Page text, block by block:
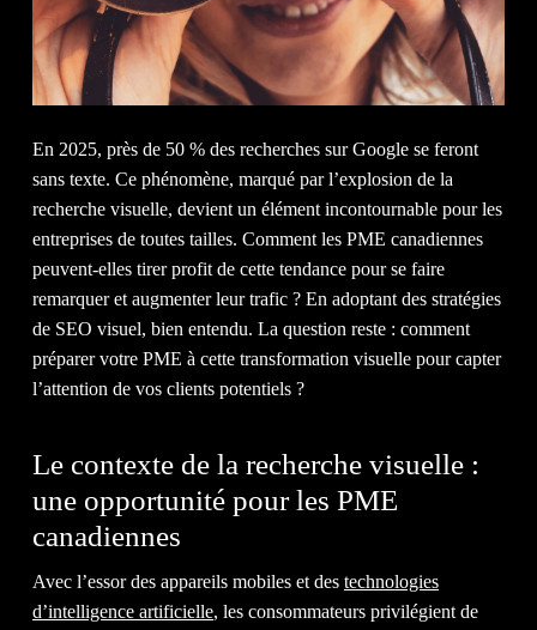
En 2025, près de 50 % des recherches sur Google se feront
sans texte. Ce phénomène, marqué par l’explosion de la
recherche visuelle, devient un élément incontournable pour les
entreprises de toutes tailles. Comment les PME canadiennes
peuvent-elles tirer profit de cette tendance pour se faire
remarquer et augmenter leur trafic ? En adoptant des stratégies
de SEO visuel, bien entendu. La question reste : comment
préparer votre PME à cette transformation visuelle pour capter
l’attention de vos clients potentiels ?
Le contexte de la recherche visuelle :
une opportunité pour les PME
canadiennes
Avec l’essor des appareils mobiles et des technologies
d’intelligence artificielle, les consommateurs privilégient de